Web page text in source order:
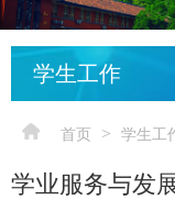
学生工作
首页 > 学生工
学业服务与发